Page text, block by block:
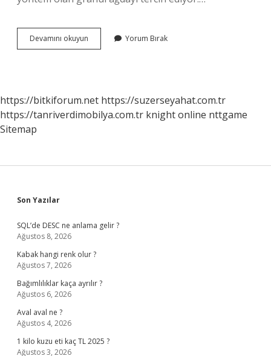
Devamını okuyun
Pratik
Yorum Bırak
https://bitkiforum.net https://suzerseyahat.com.tr
https://tanriverdimobilya.com.tr knight online nttgame
Sitemap
Sidebar
Son Yazılar
SQL’de DESC ne anlama gelir ?
Ağustos 8, 2026
Kabak hangi renk olur ?
Ağustos 7, 2026
Bağımlılıklar kaça ayrılır ?
Ağustos 6, 2026
Aval aval ne ?
Ağustos 4, 2026
1 kilo kuzu eti kaç TL 2025 ?
Ağustos 3, 2026